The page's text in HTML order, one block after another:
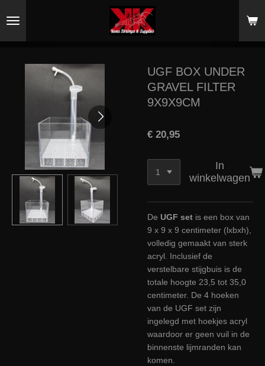
direct
hoofdinhoud
UGF BOX UNDER
GRAVEL FILTER
9X9X9CM
€ 20,95
In
winkelwagen
De UGF set is een box van
9 x 9 x 9 centimeter (lxbxh),
volledig gemaakt van sterk
acryl. Inclusief de
verstelbare stijgbuis is de
totale hoogte 23,5 tot 35,0
centimeter. De 4 hoeken
van de UGF set zijn
ingelegd met hoekjes acryl
waardoor er geen vuil in de
binnenste lijmranden kan
komen.